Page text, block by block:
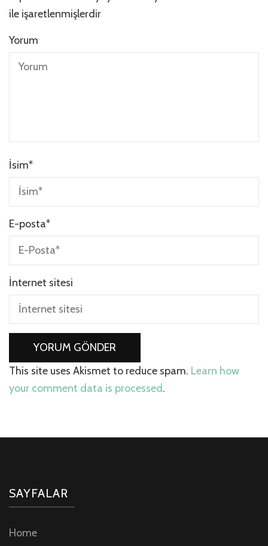
ile işaretlenmişlerdir
Yorum
İsim*
E-posta*
İnternet sitesi
This site uses Akismet to reduce spam. Learn how
your comment data is processed.
SAYFALAR
Home